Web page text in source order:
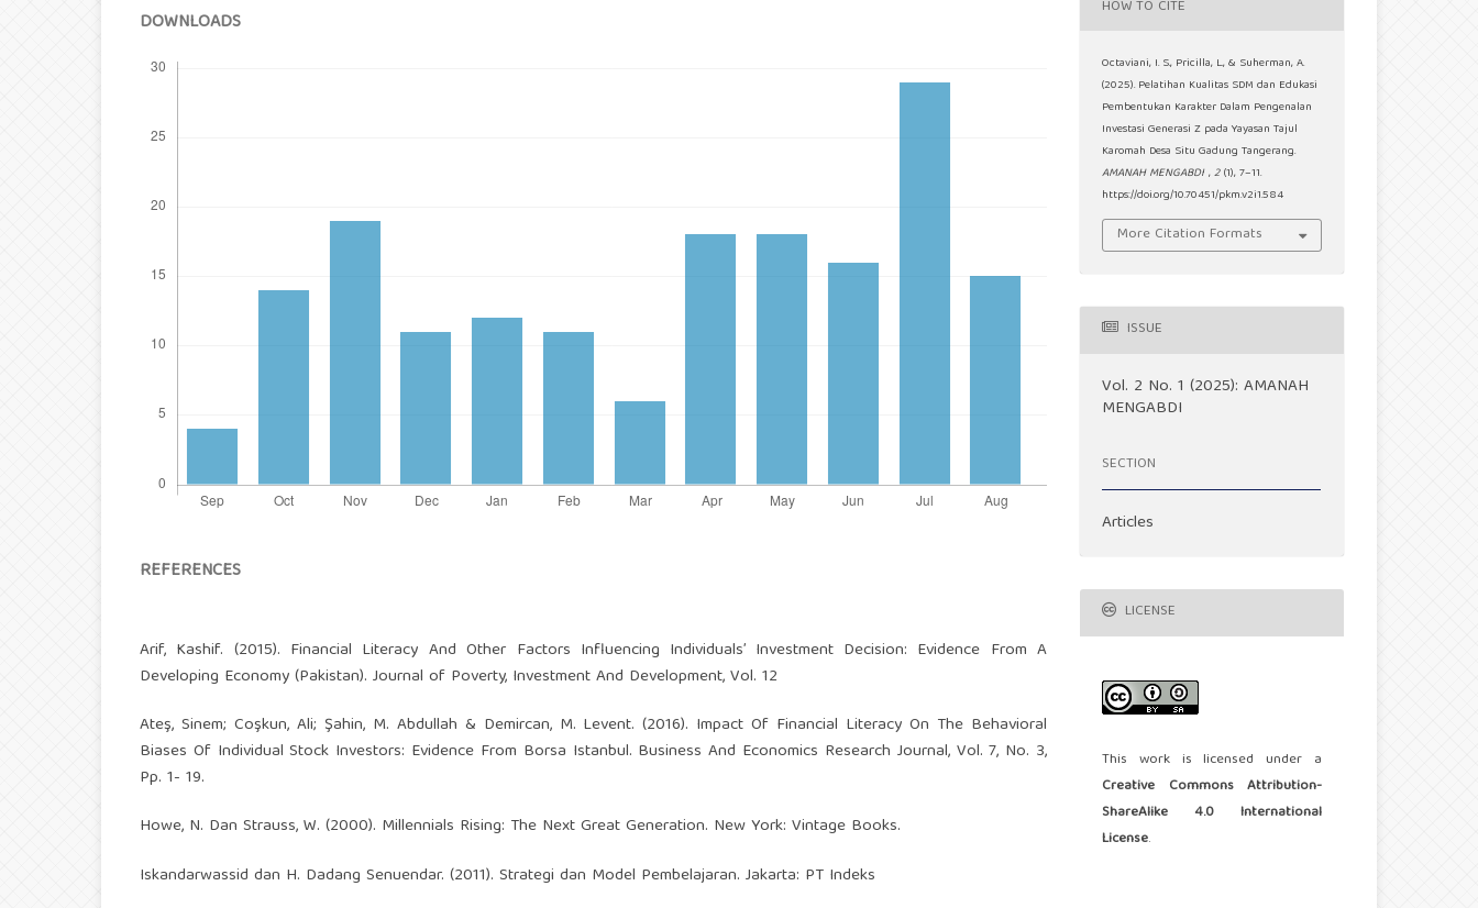
DOWNLOADS
REFERENCES
Arif, Kashif. (2015). Financial Literacy And Other Factors Influencing Individuals’ Investment Decision: Evidence From A
Developing Economy (Pakistan). Journal of Poverty, Investment And Development, Vol. 12
Ateş, Sinem; Coşkun, Ali; Şahin, M. Abdullah & Demircan, M. Levent. (2016). Impact Of Financial Literacy On The Behavioral
Biases Of Individual Stock Investors: Evidence From Borsa Istanbul. Business And Economics Research Journal, Vol. 7, No. 3,
Pp. 1- 19.
Howe, N. Dan Strauss, W. (2000). Millennials Rising: The Next Great Generation. New York: Vintage Books.
Iskandarwassid dan H. Dadang Senuendar. (2011). Strategi dan Model Pembelajaran. Jakarta: PT Indeks
HOW TO CITE
Octaviani, I. S., Pricilla, L., & Suherman, A.
(2025). Pelatihan Kualitas SDM dan Edukasi
Pembentukan Karakter Dalam Pengenalan
Investasi Generasi Z pada Yayasan Tajul
Karomah Desa Situ Gadung Tangerang.
AMANAH MENGABDI ,2 (1), 7–11.
https://doi.org/10.70451/pkm.v2i1.584
More Citation Formats
ISSUE
Vol. 2 No. 1 (2025): AMANAH
MENGABDI
SECTION
Articles
LICENSE
This work is licensed under a
Creative Commons Attribution-
ShareAlike 4.0 International
License.